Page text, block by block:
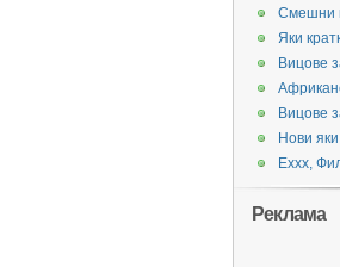
Смешни
Яки
Вицове
Вицове
Нови
Еххх,
Реклама